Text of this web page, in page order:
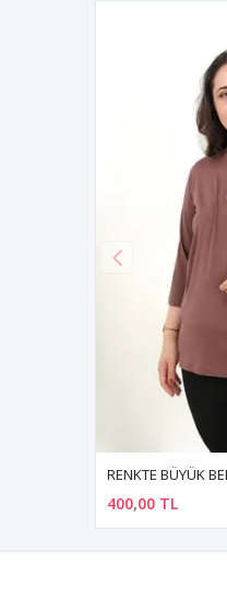
RENKTE BÜYÜK BEDEN KUŞGÖZÜ DETAY KAHVERENGİ KAPRİ KOL BLUZ